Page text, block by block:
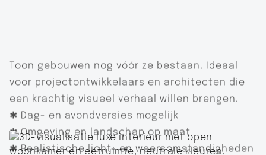
Toon gebouwen nog vóór ze bestaan. Ideaal
voor projectontwikkelaars en architecten die
een krachtig visueel verhaal willen brengen.
✱ Dag- en avondversies mogelijk
✱ Omgeving en landschap op maat
✱ Realistische licht- en weersomstandigheden